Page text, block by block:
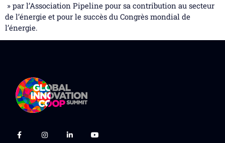
» par l’Association Pipeline pour sa contribution au secteur
de l’énergie et pour le succès du Congrès mondial de
l’énergie.